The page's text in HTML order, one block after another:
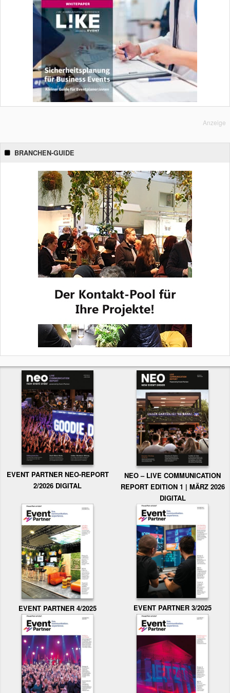
Anzeige
BRANCHEN-GUIDE
EVENT PARTNER NEO-REPORT
2/2026 DIGITAL
NEO – LIVE COMMUNICATION
REPORT EDITION 1 | MÄRZ 2026
DIGITAL
EVENT PARTNER 4/2025 EVENT PARTNER 3/2025